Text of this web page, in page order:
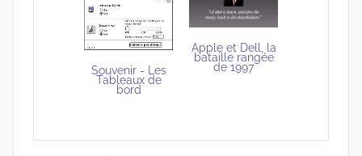
Souvenir - Les
Tableaux de
bord
Apple et Dell, la
bataille rangée
de 1997